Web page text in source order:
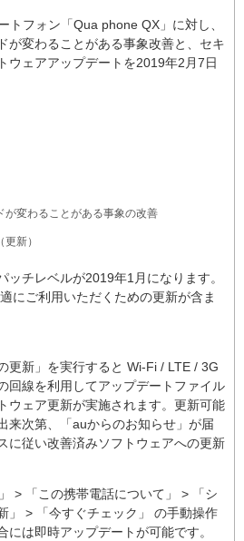
トフォン「Qua phone QX」に対し、
が変わることがある事象改善と、セキ
ウェアアップデートを2019年2月7日
が変わることがある事象の改善
新）
チレベルが2019年1月になります。
にご利用いただくための更新が含ま
更新」を実行すると Wi-Fi / LTE / 3G
回線を利用してアップデートファイル
ウェア更新が実施されます。更新可能
来次第、「auからのお知らせ」が届
に従い改善済みソフトウェアへの更新
> 「この携帯電話について」 > 「シ
」 > 「今すぐチェック」 の手動操作
には即時アップデートが可能です。